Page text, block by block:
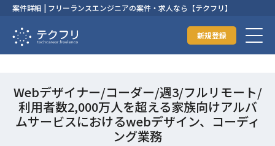
案件詳細 | フリーランスエンジニアの案件・求人なら【テクフリ】
新規登録
Webデザイナー/コーダー/週3/フルリモート/
利用者数2,000万人を超える家族向けアルバ
ムサービスにおけるwebデザイン、コーディ
ング業務